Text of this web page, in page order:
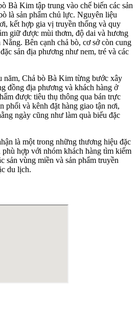
Bà Kim tập trung vào chế biến các sản
là sản phẩm chủ lực. Nguyên liệu
kết hợp gia vị truyền thống và quy
giữ được mùi thơm, độ dai và hương
Bên cạnh chả bò, cơ sở còn cung
sản địa phương như nem, tré và các
năm, Chả bò Bà Kim từng bước xây
đồng địa phương và khách hàng ở
được tiêu thụ thông qua bán trực
phối và kênh đặt hàng giao tận nơi,
ngày cũng như làm quà biếu đặc
là một trong những thương hiệu đặc
hợp với nhóm khách hàng tìm kiếm
sản vùng miền và sản phẩm truyền
du lịch.